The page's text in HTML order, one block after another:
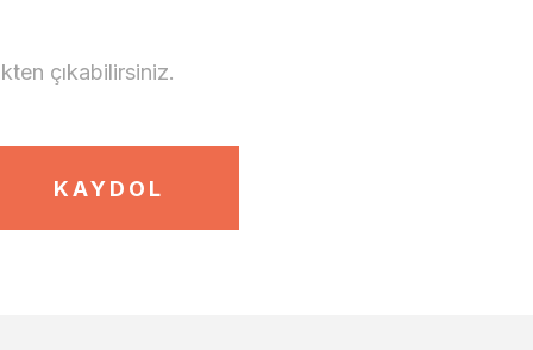
çıkabilirsiniz.
KAYDOL